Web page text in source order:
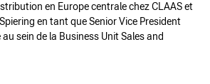
en Europe centrale chez CLAAS et
en tant que Senior Vice President
sein de la Business Unit Sales and